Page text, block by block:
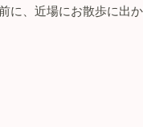
に、近場にお散歩に出